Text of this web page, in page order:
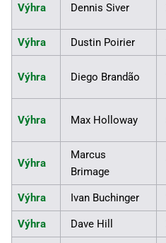
Výhra Dennis Siver
Výhra Dustin Poirier
Výhra Diego Brandão
Výhra Max Holloway
Výhra
Marcus
Brimage
Výhra Ivan Buchinger
Výhra Dave Hill